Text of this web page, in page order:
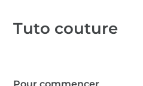
Tuto couture